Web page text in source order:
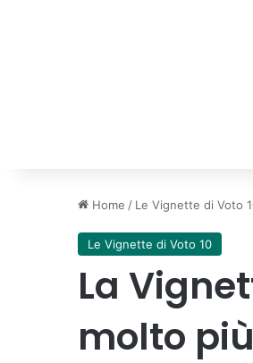
Home / Le Vignette di Voto
Le Vignette di Voto 10
La
molto